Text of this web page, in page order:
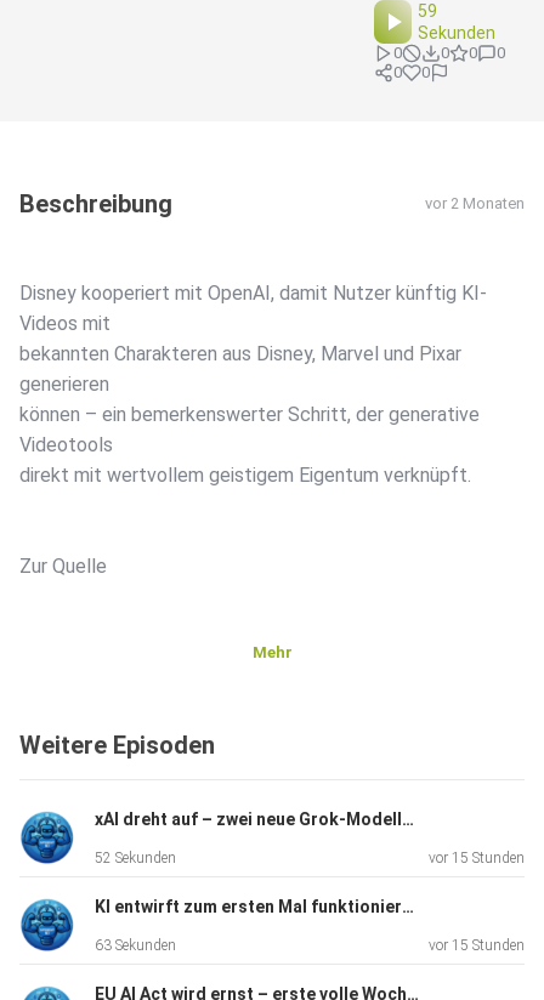
59
Sekunden
0 0 0
0
0
0
Beschreibung vor 2 Monaten
Disney kooperiert mit OpenAI, damit Nutzer künftig KI-
Videos mit
bekannten Charakteren aus Disney, Marvel und Pixar
generieren
können – ein bemerkenswerter Schritt, der generative
Videotools
direkt mit wertvollem geistigem Eigentum verknüpft.
Zur Quelle
Mehr
Weitere Episoden
xAI dreht auf – zwei neue Grok-Modelle in zwei Wochen
52 Sekunden vor 15 Stunden
KI entwirft zum ersten Mal funktionierende Viren
63 Sekunden vor 15 Stunden
EU AI Act wird ernst – erste volle Woche mit Durchsetzung